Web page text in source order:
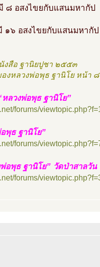
๘ อสงไขยกับแสนมหากัป
๑๖ อสงไขยกับแสนมหากัป
งสือ ฐานิยปูชา ๒๕๕๓
งหลวงพ่อพุธ ฐานิโย หน้า
ลวงพ่อพุธ ฐานิโย”
forums/
พุธ ฐานิโย”
forums/
อพุธ ฐานิโย” วัดป่าสาลวัน
forums/